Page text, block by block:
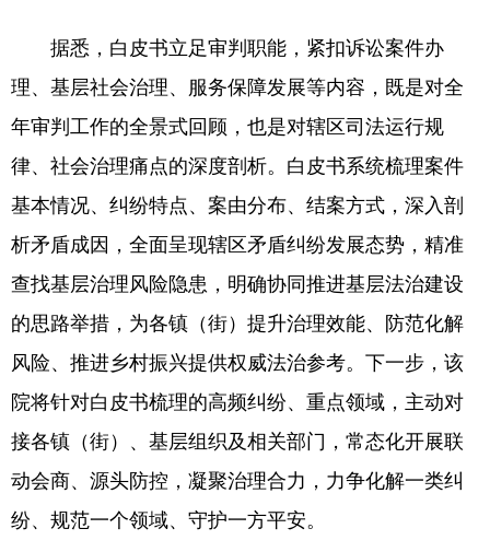
溯源中国 城市 旅游 能源
彩票 娱乐 时尚
一带一路
亚太网 上市公司 投教基地
地方频道
首页 山东新闻 图片 专题·访谈
政事 文旅 社会民生 山东产经
健康 微视齐鲁
据悉，白皮书立足审判职能，紧扣诉讼案件办
理、基层社会治理、服务保障发展等内容，既是对全
年审判工作的全景式回顾，也是对辖区司法运行规
律、社会治理痛点的深度剖析。白皮书系统梳理案件
基本情况、纠纷特点、案由分布、结案方式，深入剖
析矛盾成因，全面呈现辖区矛盾纠纷发展态势，精准
查找基层治理风险隐患，明确协同推进基层法治建设
的思路举措，为各镇（街）提升治理效能、防范化解
风险、推进乡村振兴提供权威法治参考。下一步，该
院将针对白皮书梳理的高频纠纷、重点领域，主动对
接各镇（街）、基层组织及相关部门，常态化开展联
动会商、源头防控，凝聚治理合力，力争化解一类纠
纷、规范一个领域、守护一方平安。